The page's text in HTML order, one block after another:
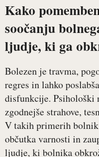
Kako
soočanju
ljudje, ki ga
Bolezen je travma,
regres in lahko
disfunkcije. Psihološki
zgodnejše strahove,
V takih primerih
občutka varnosti in
ljudje, ki bolnika